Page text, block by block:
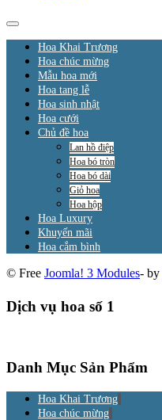
Hoa Khai Trương
Hoa chúc mừng
Mẫu hoa mới
Hoa tang lễ
Hoa sinh nhật
Hoa cưới
Chủ đề hoa
Lan hồ điệp
Hoa bó tròn
Hoa bó dài
Giỏ hoa
Hoa hộp
Hoa Luxury
Khuyến mãi
Hoa cắm bình
© Free Joomla! 3 Modules- by
Dịch vụ hoa số 1
Danh Mục Sản Phẩm
Hoa Khai Trương
Hoa chúc mừng